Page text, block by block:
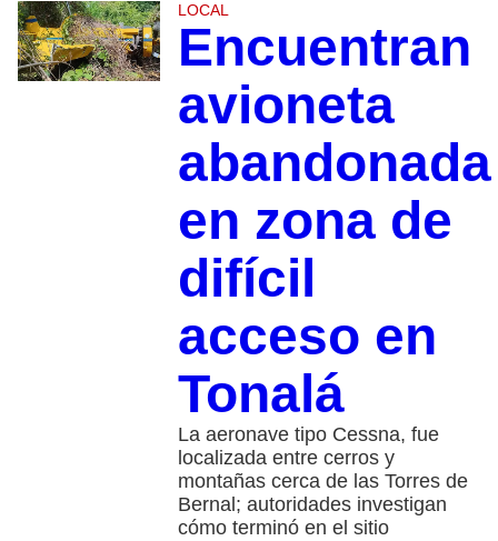
LOCAL
Encuentran
avioneta
abandonada
en zona de
difícil
acceso en
Tonalá
La aeronave tipo Cessna, fue
localizada entre cerros y
montañas cerca de las Torres de
Bernal; autoridades investigan
cómo terminó en el sitio